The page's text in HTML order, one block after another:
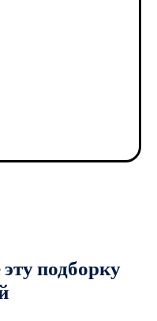
эту подборку